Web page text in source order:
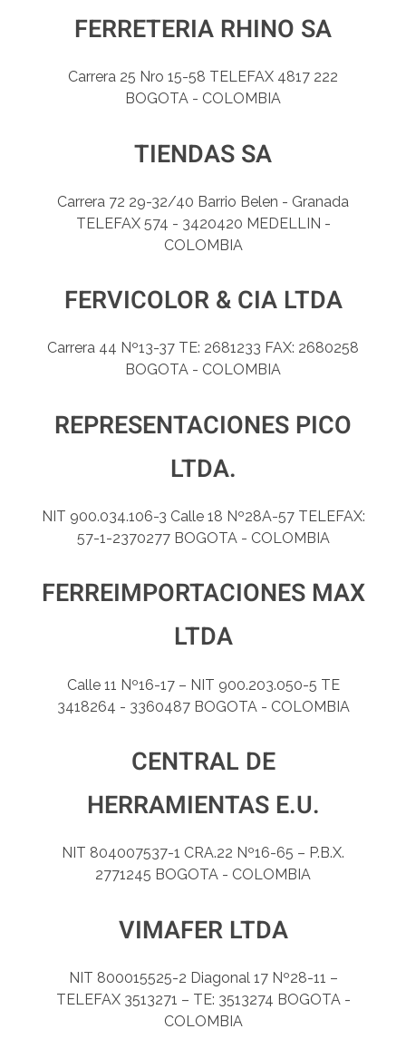
FERRETERIA RHINO SA
Carrera 25 Nro 15-58 TELEFAX 4817 222
BOGOTA - COLOMBIA
TIENDAS SA
Carrera 72 29-32/40 Barrio Belen - Granada
TELEFAX 574 - 3420420 MEDELLIN -
COLOMBIA
FERVICOLOR & CIA LTDA
Carrera 44 Nº13-37 TE: 2681233 FAX: 2680258
BOGOTA - COLOMBIA
REPRESENTACIONES PICO
LTDA.
NIT 900.034.106-3 Calle 18 Nº28A-57 TELEFAX:
57-1-2370277 BOGOTA - COLOMBIA
FERREIMPORTACIONES MAX
LTDA
Calle 11 Nº16-17 – NIT 900.203.050-5 TE
3418264 - 3360487 BOGOTA - COLOMBIA
CENTRAL DE
HERRAMIENTAS E.U.
NIT 804007537-1 CRA.22 Nº16-65 – P.B.X.
2771245 BOGOTA - COLOMBIA
VIMAFER LTDA
NIT 800015525-2 Diagonal 17 Nº28-11 –
TELEFAX 3513271 – TE: 3513274 BOGOTA -
COLOMBIA